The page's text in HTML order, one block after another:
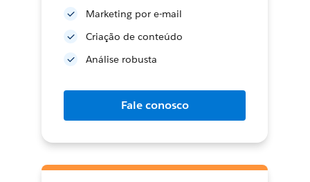
Marketing por e-mail
Criação de conteúdo
Análise robusta
Fale conosco